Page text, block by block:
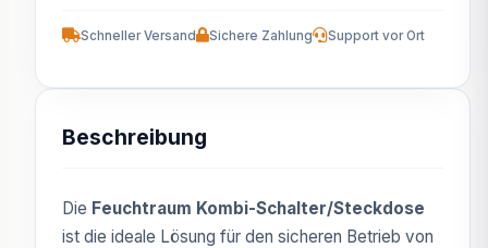
Schneller Versand Sichere Zahlung Support vor Ort
Beschreibung
Die Feuchtraum Kombi-Schalter/Steckdose
ist die ideale Lösung für den sicheren Betrieb von